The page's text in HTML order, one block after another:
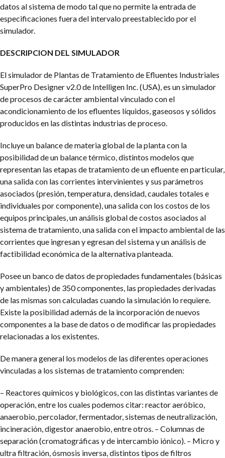
datos al sistema de modo tal que no permite la entrada de
especificaciones fuera del intervalo preestablecido por el
simulador.
DESCRIPCION DEL SIMULADOR
El simulador de Plantas de Tratamiento de Efluentes Industriales
SuperPro Designer v2.0 de Intelligen Inc. (USA), es un simulador
de procesos de carácter ambiental vinculado con el
acondicionamiento de los efluentes líquidos, gaseosos y sólidos
producidos en las distintas industrias de proceso.
Incluye un balance de materia global de la planta con la
posibilidad de un balance térmico, distintos modelos que
representan las etapas de tratamiento de un efluente en particular,
una salida con las corrientes intervinientes y sus parámetros
asociados (presión, temperatura, densidad, caudales totales e
individuales por componente), una salida con los costos de los
equipos principales, un análisis global de costos asociados al
sistema de tratamiento, una salida con el impacto ambiental de las
corrientes que ingresan y egresan del sistema y un análisis de
factibilidad económica de la alternativa planteada.
Posee un banco de datos de propiedades fundamentales (básicas
y ambientales) de 350 componentes, las propiedades derivadas
de las mismas son calculadas cuando la simulación lo requiere.
Existe la posibilidad además de la incorporación de nuevos
componentes a la base de datos o de modificar las propiedades
relacionadas a los existentes.
De manera general los modelos de las diferentes operaciones
vinculadas a los sistemas de tratamiento comprenden:
– Reactores químicos y biológicos, con las distintas variantes de
operación, entre los cuales podemos citar: reactor aeróbico,
anaerobio, percolador, fermentador, sistemas de neutralización,
incineración, digestor anaerobio, entre otros. – Columnas de
separación (cromatográficas y de intercambio iónico). – Micro y
ultra filtración, ósmosis inversa, distintos tipos de filtros